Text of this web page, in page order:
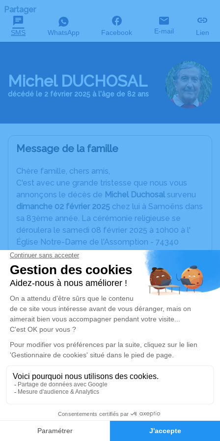
Faire-part Hommages
Partager
SMS WhatsApp Facebook E-mail Lien
Michel DUCHOSAL
décédé le 2 février 2025 à l'âge de 82 ans
Message de la famille
Chère famille, chers amis,
C'est avec une grande tristesse que nous vous
annonçons le décès de Michel Duchosalsurvenu
dimanche 02 février 2025 chez lui à Samoëns dans
sa 83ème année. La cérémonie religieuse se
déroulera le samedi 08 février 2025 à 10h00 à l'
Église Notre-Dame de l'Assomption - 74340
Samoëns.
Cet espace privé est destiné à recueillir vos
condoléances ou le souvenir d’un moment passé,
un recueil de condoléances se trouve aussi
physiquement dans les lieux où repose Michel.
samedi 08 février 2025 à 10h00
Église Notre-Dame de l'Assomption de
74340 Samoëns